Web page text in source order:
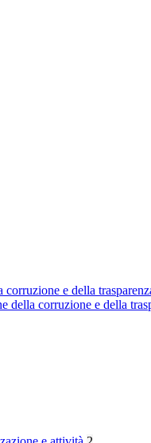
e della
della corruzione e della